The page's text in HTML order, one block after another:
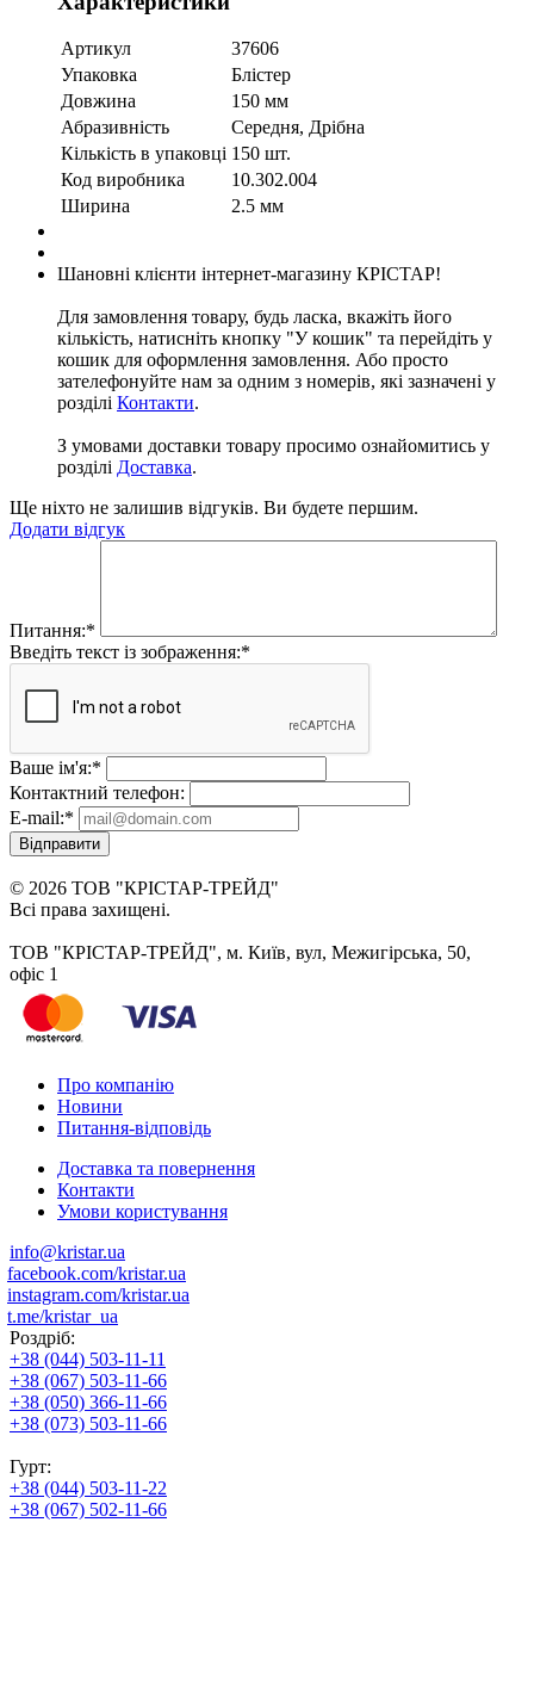
Артикул
37606
Упаковка
Блістер
Довжина
150 мм
Абразивність
Середня, Дрібна
Кількість в упаковці 150 шт.
Код виробника
10.302.004
Ширина
2.5 мм
Шановні клієнти інтернет-магазину КРІСТАР!
Для замовлення товару, будь ласка, вкажіть його
кількість, натисніть кнопку "У кошик" та перейдіть у
кошик для оформлення замовлення. Або просто
зателефонуйте нам за одним з номерів, які зазначені у
розділі Контакти.
З умовами доставки товару просимо ознайомитись у
розділі Доставка.
Ще ніхто не залишив відгуків. Ви будете першим.
Додати відгук
Питання:*
Введіть текст із зображення:*
Ваше ім'я:*
Контактний телефон:
E-mail:*
Відправити
© 2026 ТОВ "КРІСТАР-ТРЕЙД"
Всі права захищені.
ТОВ "КРІСТАР-ТРЕЙД", м. Київ, вул, Межигірська, 50,
офіс 1
Про компанію
Новини
Питання-відповідь
Доставка та повернення
Контакти
Умови користування
info@kristar.ua
facebook.com/kristar.ua
instagram.com/kristar.ua
t.me/kristar_ua
Роздріб:
+38 (044) 503-11-11
+38 (067) 503-11-66
+38 (050) 366-11-66
+38 (073) 503-11-66
Гурт:
+38 (044) 503-11-22
+38 (067) 502-11-66